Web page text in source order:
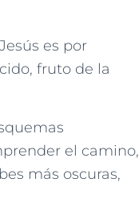
es por
fruto de la
el camino,
más oscuras,